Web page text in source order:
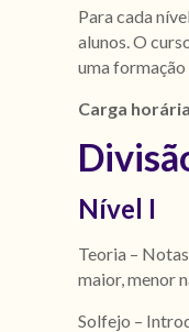
Para cada
alunos. O
uma
Carga
Nível I
Teoria –
maior, menor
Solfejo –